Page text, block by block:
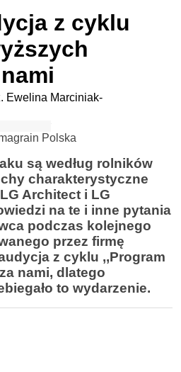
z cyklu
Ewelina Marciniak-
Polska
są według rolników
charakterystyczne
Architect i LG
na te i inne pytania
podczas kolejnego
przez firmę
z cyklu ,,Program
nami, dlatego
to wydarzenie.